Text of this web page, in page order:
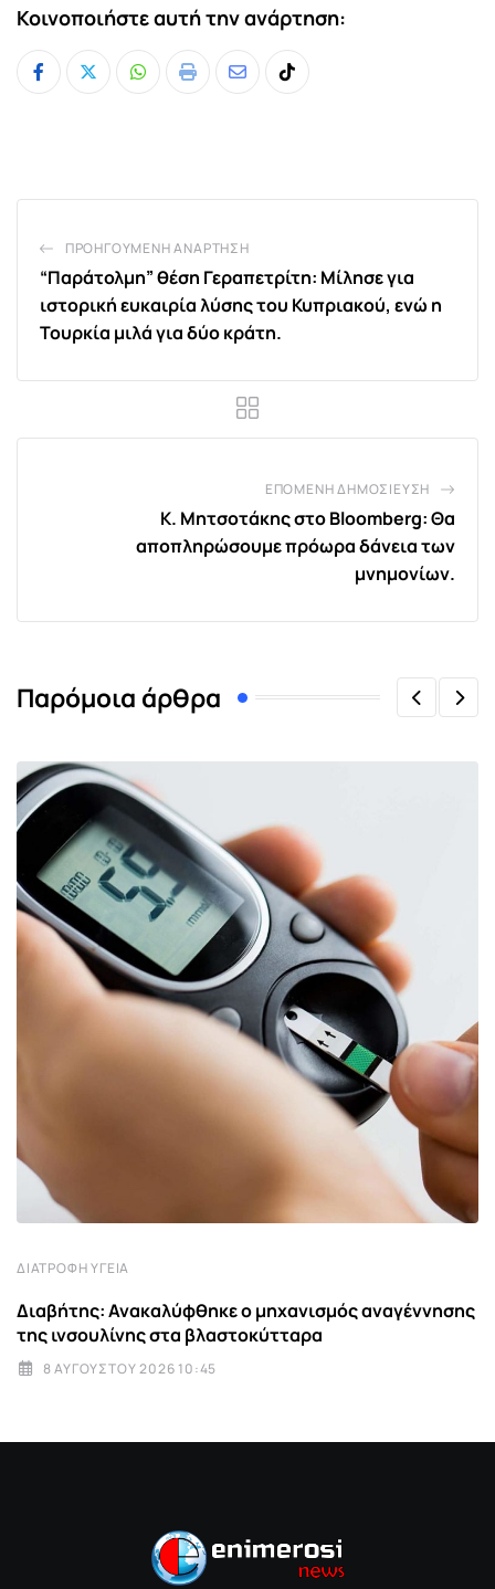
Κοινοποιήστε αυτή την ανάρτηση:
Whatsapp
Print
ShareTiktok
ΠΡΟΗΓΟΎΜΕΝΗ ΑΝΆΡΤΗΣΗ
“Παράτολμη” θέση Γεραπετρίτη: Μίλησε για
ιστορική ευκαιρία λύσης του Κυπριακού, ενώ η
Τουρκία μιλά για δύο κράτη.
ΕΠΌΜΕΝΗ ΔΗΜΟΣΊΕΥΣΗ
Κ. Μητσοτάκης στο Bloomberg: Θα
αποπληρώσουμε πρόωρα δάνεια των
μνημονίων.
Παρόμοια άρθρα
ΔΙΑΤΡΟΦΉ ΥΓΕΊΑ
Διαβήτης: Ανακαλύφθηκε ο μηχανισμός αναγέννησης
της ινσουλίνης στα βλαστοκύτταρα
8 ΑΥΓΟΎΣΤΟΥ 2026 10:45